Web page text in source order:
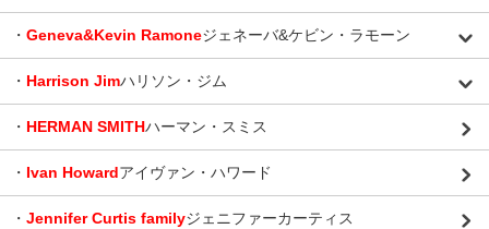
・ Geneva&Kevin Ramoneジェネーバ&ケビン・ラモーン
・ Harrison Jimハリソン・ジム
・ HERMAN SMITHハーマン・スミス
・ Ivan Howardアイヴァン・ハワード
・ Jennifer Curtis familyジェニファーカーティス